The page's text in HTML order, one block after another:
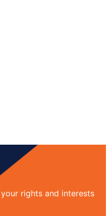
rights and interests